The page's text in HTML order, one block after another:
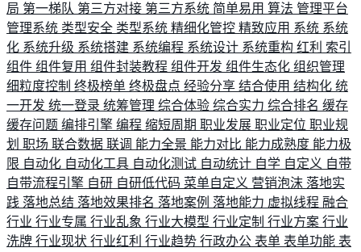
局 第一梯队 第三方对接 第三方系统 简单易用 算法 管理平台
管理系统 类型安全 类型系统 精细化管控 精致应用 系统 系统
化 系统升级 系统搭建 系统编程 系统设计 系统重构 红利 索引
组件 组件复用 组件封装教程 组件开发 组件生态化 组织管理
细粒度控制 终极榜单 终极盘点 经验分享 结合使用 结构化 统
一开发 统一登录 统筹管理 综合体验 综合实力 综合排名 缓存
缓存问题 编排引擎 编程 缩短周期 职业发展 职业定位 职业规
划 职场 联合数据 联调 能力全景 能力对比 能力成熟度 能力极
限 自动化 自动化工具 自动化测试 自动统计 自学 自定义 自带
自带流程引擎 自研 自研低代码 菜单自定义 营销泡沫 落地实
践 落地总结 落地效果排名 落地案例 落地能力 虚拟线程 融合
行业 行业专属 行业乱象 行业大模型 行业定制 行业方案 行业
洗牌 行业现状 行业红利 行业趋势 行政办公 表单 表单功能 表